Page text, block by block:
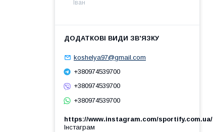
Іван
koshelya97@gmail.com
+380974539700
+380974539700
+380974539700
https://www.instagram.com/sportify.com.ua/
Інстаграм